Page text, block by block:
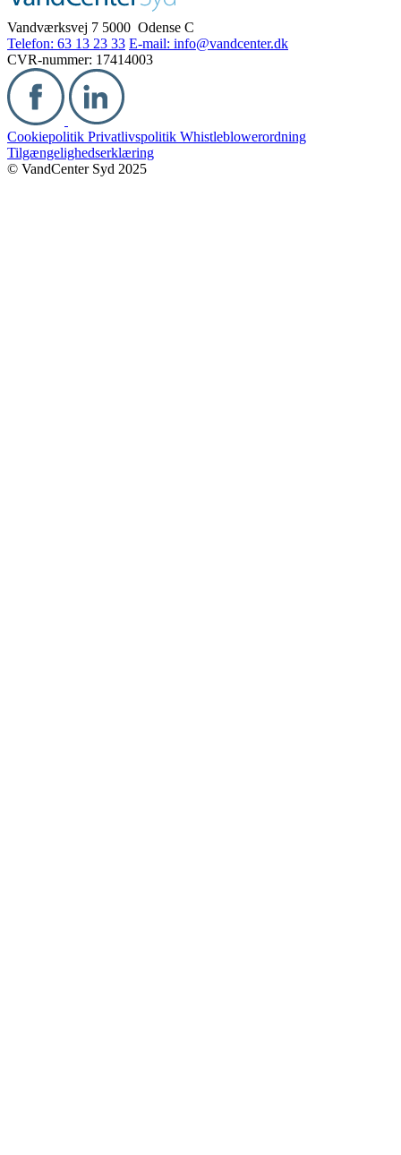
Vandværksvej 7 5000 Odense C
Telefon: 63 13 23 33 E-mail: info@vandcenter.dk
CVR-nummer: 17414003
Cookiepolitik Privatlivspolitik Whistleblowerordning
Tilgængelighedserklæring
© VandCenter Syd 2025